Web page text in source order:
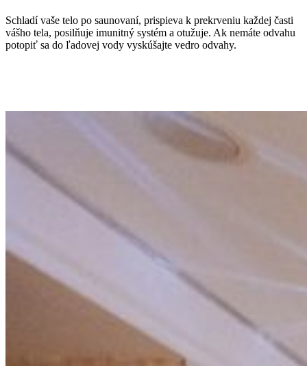
Schladí vaše telo po saunovaní, prispieva k prekrveniu každej časti
vášho tela, posilňuje imunitný systém a otužuje. Ak nemáte odvahu
potopiť sa do ľadovej vody vyskúšajte vedro odvahy.